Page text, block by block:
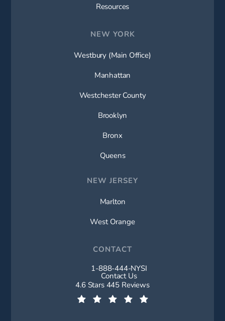
Resources
NEW YORK
Westbury (Main Office)
Manhattan
Westchester County
Brooklyn
Bronx
Queens
NEW JERSEY
Marlton
West Orange
CONTACT
Call New York Spine Institute on
1-888-444-NYSI
Contact Us
New York Spine Institute reviews:
4.6 Stars 445 Reviews